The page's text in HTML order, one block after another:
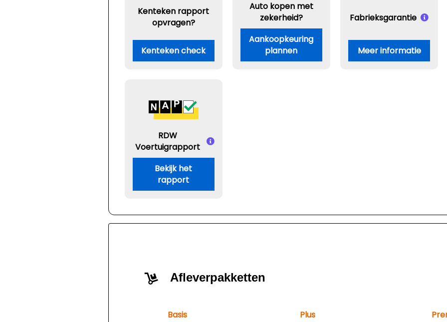
Kenteken rapport
opvragen?
Kenteken check
Auto kopen met
zekerheid?
Aankoopkeuring
plannen
Fabrieksgarantie
Meer informatie
RDW
Voertuigrapport
Bekijk het
rapport
Afleverpakketten
Basis
Plus